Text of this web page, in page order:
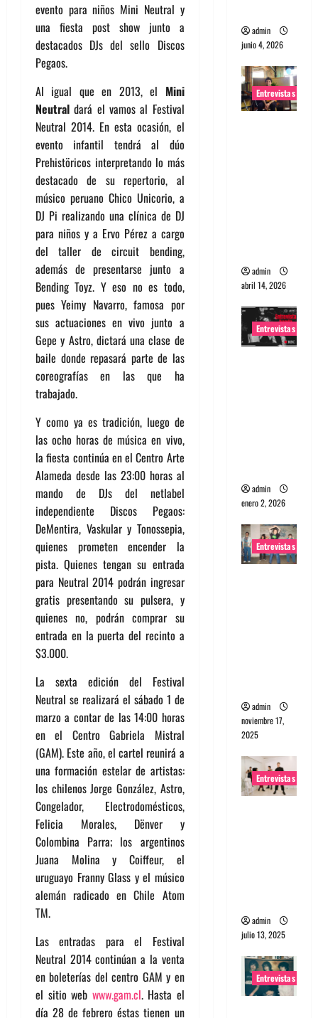
evento para niños Mini Neutral y
una fiesta post show junto a
destacados DJs del sello Discos
Pegaos.
Al igual que en 2013, el Mini
Neutral dará el vamos al Festival
Neutral 2014. En esta ocasión, el
evento infantil tendrá al dúo
Prehistöricos interpretando lo más
destacado de su repertorio, al
músico peruano Chico Unicorio, a
DJ Pi realizando una clínica de DJ
para niños y a Ervo Pérez a cargo
del taller de circuit bending,
además de presentarse junto a
Bending Toyz. Y eso no es todo,
pues Yeimy Navarro, famosa por
sus actuaciones en vivo junto a
Gepe y Astro, dictará una clase de
baile donde repasará parte de las
coreografías en las que ha
trabajado.
Y como ya es tradición, luego de
las ocho horas de música en vivo,
la fiesta continúa en el Centro Arte
Alameda desde las 23:00 horas al
mando de DJs del netlabel
independiente Discos Pegaos:
DeMentira, Vaskular y Tonossepia,
quienes prometen encender la
pista. Quienes tengan su entrada
para Neutral 2014 podrán ingresar
gratis presentando su pulsera, y
quienes no, podrán comprar su
entrada en la puerta del recinto a
$3.000.
La sexta edición del Festival
Neutral se realizará el sábado 1 de
marzo a contar de las 14:00 horas
en el Centro Gabriela Mistral
(GAM). Este año, el cartel reunirá a
una formación estelar de artistas:
los chilenos Jorge González, Astro,
Congelador, Electrodomésticos,
Felicia Morales, Dënver y
Colombina Parra; los argentinos
Juana Molina y Coiffeur, el
uruguayo Franny Glass y el músico
alemán radicado en Chile Atom
TM.
Las entradas para el Festival
Neutral 2014 continúan a la venta
en boleterías del centro GAM y en
el sitio web www.gam.cl. Hasta el
día 28 de febrero éstas tienen un
admin
junio 4, 2026
Entrevistas
admin
abril 14, 2026
Entrevistas
admin
enero 2, 2026
Entrevistas
admin
noviembre 17,
2025
Entrevistas
admin
julio 13, 2025
Entrevistas